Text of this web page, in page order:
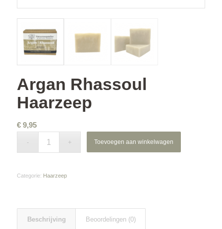
Argan Rhassoul
Haarzeep
€9,95
Toevoegen aan winkelwagen
Categorie: Haarzeep
Beschrijving Beoordelingen (0)